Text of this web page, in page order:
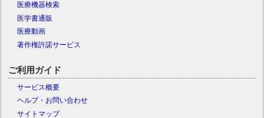
医療機器検索
医学書通販
医療動画
著作権許諾サービス
ご利用ガイド
サービス概要
ヘルプ・お問い合わせ
サイトマップ